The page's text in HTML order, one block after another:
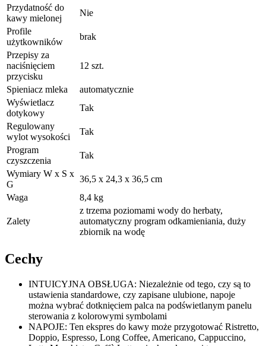
Przydatność do
kawy mielonej
Nie
Profile
użytkowników
brak
Przepisy za
naciśnięciem
przycisku
12 szt.
Spieniacz mleka
automatycznie
Wyświetlacz
dotykowy
Tak
Regulowany
wylot wysokości
Tak
Program
czyszczenia
Tak
Wymiary W x S x
G
36,5 x 24,3 x 36,5 cm
Waga
8,4 kg
Zalety
z trzema poziomami wody do herbaty,
automatyczny program odkamieniania, duży
zbiornik na wodę
Cechy
INTUICYJNA OBSŁUGA: Niezależnie od tego, czy są to
ustawienia standardowe, czy zapisane ulubione, napoje
można wybrać dotknięciem palca na podświetlanym panelu
sterowania z kolorowymi symbolami
NAPOJE: Ten ekspres do kawy może przygotować Ristretto,
Doppio, Espresso, Long Coffee, Americano, Cappuccino,